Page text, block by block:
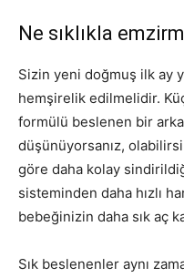
Ne sıklıkla
Sizin yeni doğmuş ilk ay
hemşirelik edilmelidir.
formülü beslenen bir
düşünüyorsanız,
göre daha kolay
sisteminden daha hızlı
bebeğinizin daha sık aç
Sık beslenenler aynı